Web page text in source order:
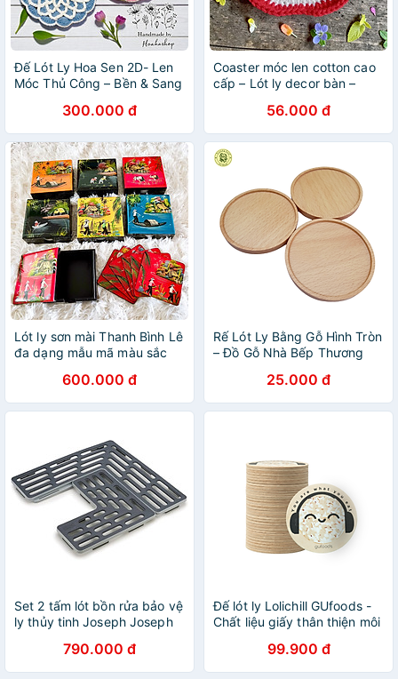
Đế Lót Ly Hoa Sen 2D- Len
Móc Thủ Công – Bền & Sang
300.000 đ
Coaster móc len cotton cao
cấp – Lót ly decor bàn –
56.000 đ
Lót ly sơn mài Thanh Bình Lê
đa dạng mẫu mã màu sắc
600.000 đ
Rế Lót Ly Bằng Gỗ Hình Tròn
– Đồ Gỗ Nhà Bếp Thương
25.000 đ
Set 2 tấm lót bồn rửa bảo vệ
ly thủy tinh Joseph Joseph
790.000 đ
Đế lót ly Lolichill GUfoods -
Chất liệu giấy thân thiện môi
Sống xanh ăn lành cùng GU
99.900 đ